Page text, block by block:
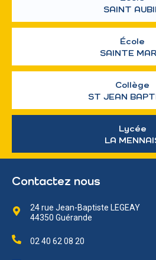
SAINT
École
SAINTE
Collège
ST JEAN
Lycée
LA
Contactez nous
24 rue Jean-Baptiste LEGEAY
44350 Guérande
02 40 62 08 20